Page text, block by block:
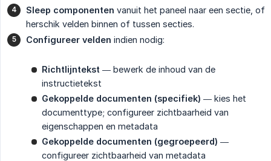
Sleep componenten vanuit het paneel naar een sectie, of
herschik velden binnen of tussen secties.
Configureer velden indien nodig:
Richtlijntekst — bewerk de inhoud van de
instructietekst
Gekoppelde documenten (specifiek) — kies het
documenttype; configureer zichtbaarheid van
eigenschappen en metadata
Gekoppelde documenten (gegroepeerd) —
configureer zichtbaarheid van metadata